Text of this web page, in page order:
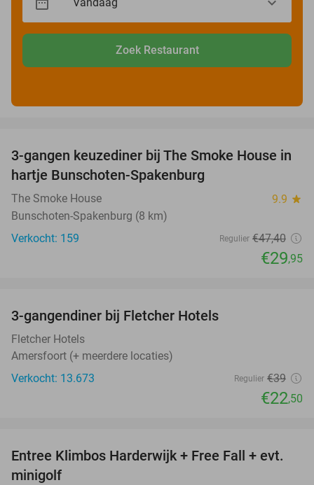
Zoek Restaurant
37%
3-gangen keuzediner bij The Smoke House in
hartje Bunschoten-Spakenburg
The Smoke House 9.9 star
Bunschoten-Spakenburg (8 km)
Verkocht: 159
Regulier €47,40
€29,95
3-gangendiner bij Fletcher Hotels
Fletcher Hotels
Amersfoort (+ meerdere locaties)
Verkocht: 13.673
Regulier €39
€22,50
30%
Entree Klimbos Harderwijk + Free Fall + evt.
minigolf